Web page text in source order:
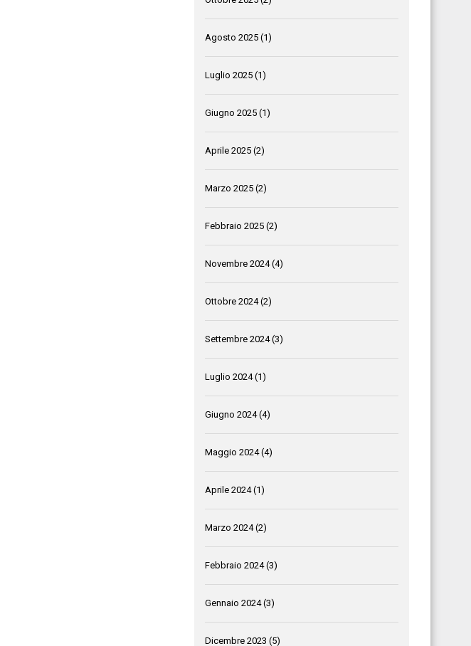
Agosto 2025 (1)
Luglio 2025 (1)
Giugno 2025 (1)
Aprile 2025 (2)
Marzo 2025 (2)
Febbraio 2025 (2)
Novembre 2024(4)
Ottobre 2024(2)
Settembre 2024(3)
Luglio 2024(1)
Giugno 2024(4)
Maggio 2024(4)
Aprile 2024(1)
Marzo 2024(2)
Febbraio 2024(3)
Gennaio 2024(3)
Dicembre 2023 (5)